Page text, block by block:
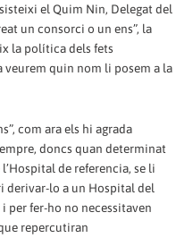
el Quim Nin, Delegat del
un consorci o un ens”, la
la política dels fets
veurem quin nom li posem a la
com ara els hi agrada
doncs quan determinat
de referencia, se li
derivar-lo a un Hospital del
per fer-ho no necessitaven
repercutiran